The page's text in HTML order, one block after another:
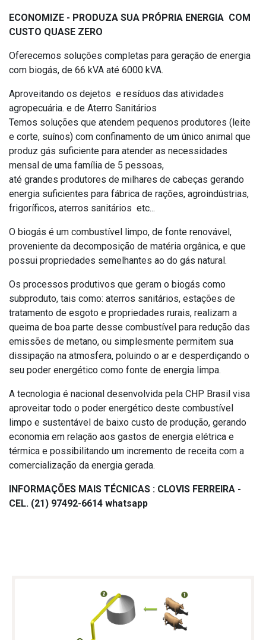
ECONOMIZE - PRODUZA SUA PRÓPRIA ENERGIA COM
CUSTO QUASE ZERO
Oferecemos soluções completas para geração de energia
com biogás, de 66 kVA até 6000 kVA.
Aproveitando os dejetos e resíduos das atividades
agropecuária. e de Aterro Sanitários
Temos soluções que atendem pequenos produtores (leite
e corte, suínos) com confinamento de um único animal que
produz gás suficiente para atender as necessidades
mensal de uma família de 5 pessoas,
até grandes produtores de milhares de cabeças gerando
energia suficientes para fábrica de rações, agroindústrias,
frigoríficos, aterros sanitários etc...
O biogás é um combustível limpo, de fonte renovável,
proveniente da decomposição de matéria orgânica, e que
possui propriedades semelhantes ao do gás natural.
Os processos produtivos que geram o biogás como
subproduto, tais como: aterros sanitários, estações de
tratamento de esgoto e propriedades rurais, realizam a
queima de boa parte desse combustível para redução das
emissões de metano, ou simplesmente permitem sua
dissipação na atmosfera, poluindo o ar e desperdiçando o
seu poder energético como fonte de energia limpa.
A tecnologia é nacional desenvolvida pela CHP Brasil visa
aproveitar todo o poder energético deste combustível
limpo e sustentável de baixo custo de produção, gerando
economia em relação aos gastos de energia elétrica e
térmica e possibilitando um incremento de receita com a
comercialização da energia gerada.
INFORMAÇÕES MAIS TÉCNICAS : CLOVIS FERREIRA -
CEL. (21) 97492-6614 whatsapp